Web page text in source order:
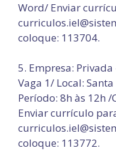
Word/ Enviar
coloque: 113704.
5. Empresa: Privada
Vaga 1/ Local:
Período: 8h às 12h
Enviar currículo
coloque: 113772.